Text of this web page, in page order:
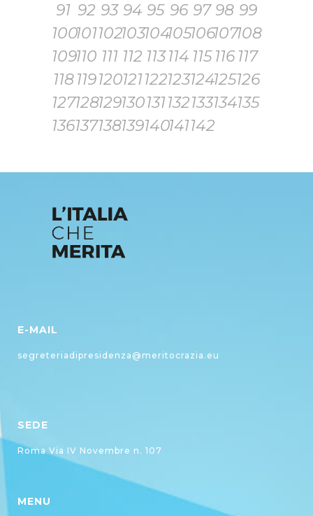
91 92 93 94 95 96 97 98 99
100101102103104105106107108
109110 111 112 113 114 115 116 117
118 119120121122123124125126
127128129130131132133134135
136137138139140141142
E-MAIL
segreteriadipresidenza@meritocrazia.eu
SEDE
Roma Via IV Novembre n. 107
MENU